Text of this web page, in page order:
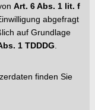
Art. 6 Abs. 1 lit. f
abgefragt
auf Grundlage
1 TDDDG
finden Sie